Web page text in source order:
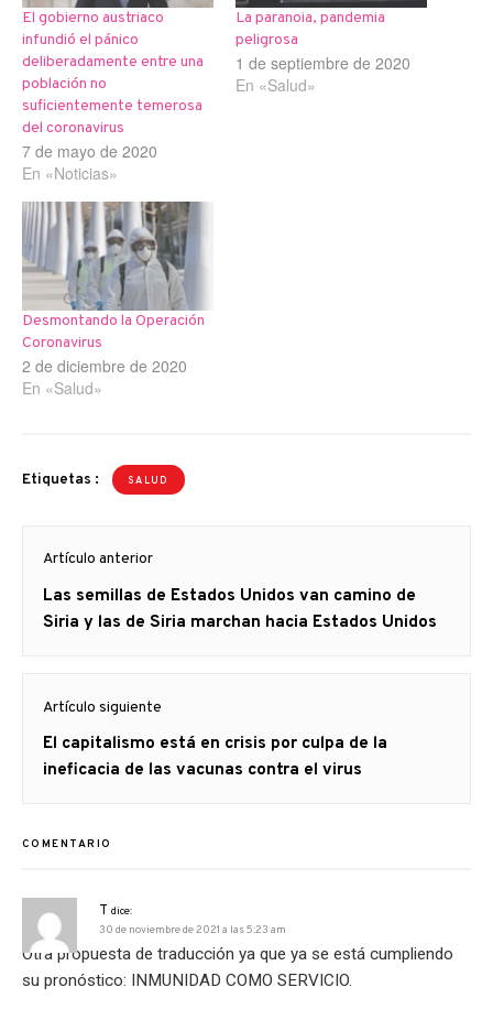
El gobierno austriaco
infundió el pánico
deliberadamente entre una
población no
suficientemente temerosa
del coronavirus
7 de mayo de 2020
En «Noticias»
La paranoia, pandemia
peligrosa
1 de septiembre de 2020
En «Salud»
Desmontando la Operación
Coronavirus
2 de diciembre de 2020
En «Salud»
Etiquetas : SALUD
de
entradas
Artículo anterior
Artículo
anterior
Las semillas de Estados Unidos van camino de
Siria y las de Siria marchan hacia Estados Unidos
Artículo siguiente
Artículo
siguiente:
El capitalismo está en crisis por culpa de la
ineficacia de las vacunas contra el virus
COMENTARIO
T dice:
30 de noviembre de 2021 a las 5:23 am
Otra propuesta de traducción ya que ya se está cumpliendo
su pronóstico: INMUNIDAD COMO SERVICIO.